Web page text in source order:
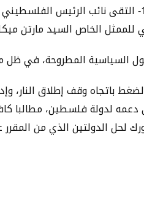
رام الله- 11/06/2025- التقى نائب
للممثل الخاص السيد مارتن
السياسية المطروحة، في ظل
باتجاه وقف إطلاق النار،
دعمه لدولة فلسطين، مطالبا
عقده في 17 من الشهر الجاري، وما يمثله من فرصة نحو تحقيق